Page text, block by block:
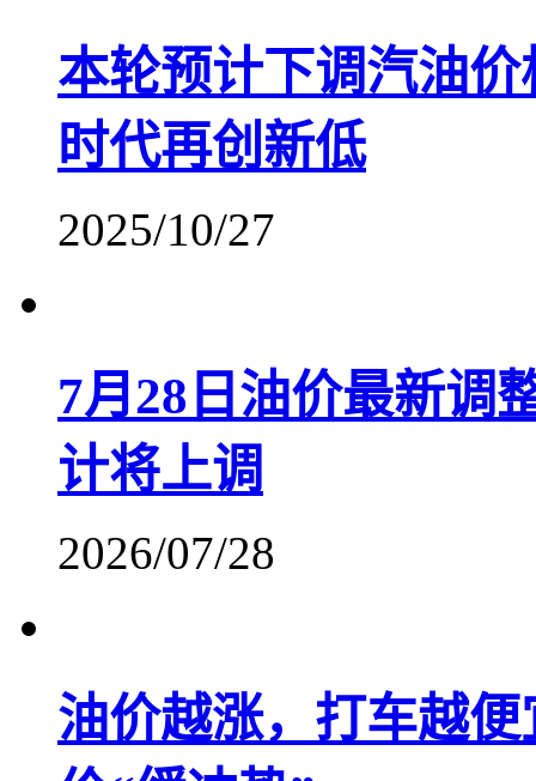
本轮预计下调汽油
时代再创新低
2025/10/27
7月28日油价最新调
计将上调
2026/07/28
油价越涨，打车越